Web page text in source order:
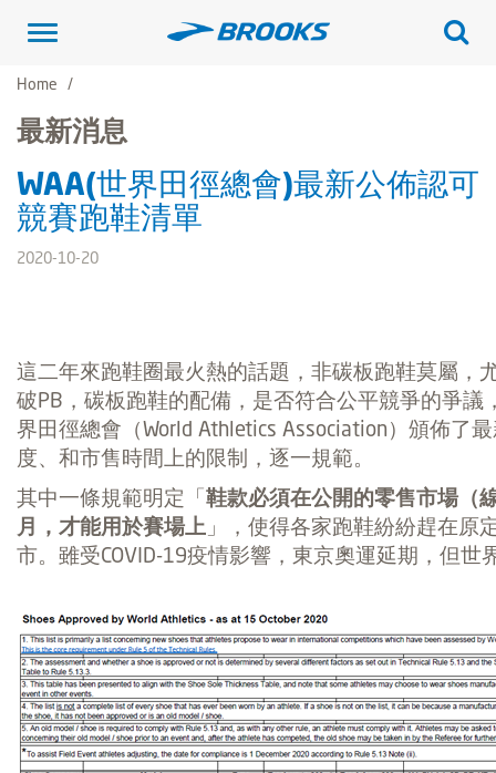
Toggle
Home
最新消息
WAA(世界田徑總會)最新公佈認可
競賽跑鞋清單
2020-10-20
這二年來跑鞋圈最火熱的話題，非碳板跑鞋莫屬，
破PB，碳板跑鞋的配備，是否符合公平競爭的爭
界田徑總會（World Athletics Association）頒佈了
度、和市售時間上的限制，逐一規範。
其中一條規範明定「 鞋款必須在公開的零售市場（
月，才能用於賽場上 」，使得各家跑鞋紛紛趕在原
市。雖受COVID-19疫情影響，東京奧運延期，但